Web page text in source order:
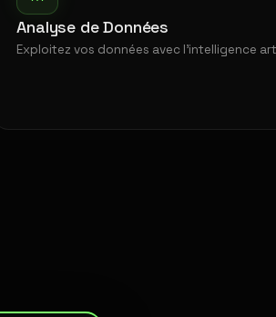
Analyse de Données
Exploitez vos données avec l'intelligence